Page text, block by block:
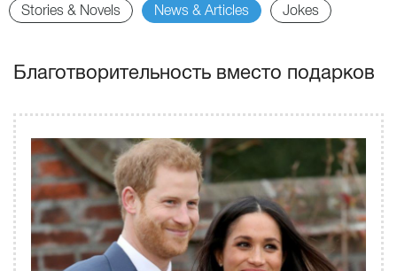
Stories & Novels News & Articles Jokes
Благотворительность вместо подарков